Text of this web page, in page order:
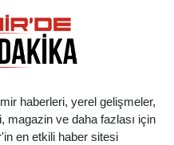
haberleri, yerel gelişmeler,
magazin ve daha fazlası için
en etkili haber sitesi